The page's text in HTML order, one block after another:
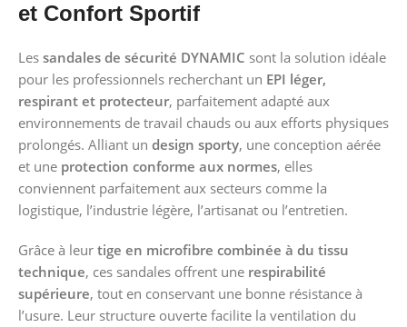
et Confort Sportif
Les sandales de sécurité DYNAMIC sont la solution idéale
pour les professionnels recherchant un EPI léger,
respirant et protecteur, parfaitement adapté aux
environnements de travail chauds ou aux efforts physiques
prolongés. Alliant un design sporty, une conception aérée
et une protection conforme aux normes, elles
conviennent parfaitement aux secteurs comme la
logistique, l’industrie légère, l’artisanat ou l’entretien.
Grâce à leur tige en microfibre combinée à du tissu
technique, ces sandales offrent une respirabilité
supérieure, tout en conservant une bonne résistance à
l’usure. Leur structure ouverte facilite la ventilation du